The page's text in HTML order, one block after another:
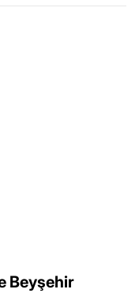
Beyşehir